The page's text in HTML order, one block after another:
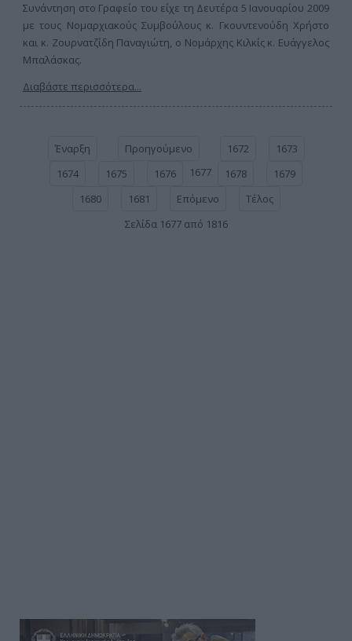
Συνάντηση στο Γραφείο του είχε τη Δευτέρα 5 Ιανουαρίου 2009
με τους Νομαρχιακούς Συμβούλους κ. Γκουντενούδη Χρήστο
και κ. Ζουρνατζίδη Παναγιώτη, ο Νομάρχης Κιλκίς κ. Ευάγγελος
Μπαλάσκας.
Διαβάστε περισσότερα...
Έναρξη Προηγούμενο 1672
1673
1674
1675 1676 1677 1678
1679
1680
1681 Επόμενο
Τέλος
Σελίδα 1677 από 1816